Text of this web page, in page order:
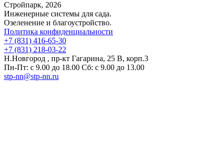
Стройпарк, 2026
Инженерные системы для сада.
Озеленение и благоустройство.
Политика конфиденциальности
+7 (831) 416-65-30
+7 (831) 218-03-22
Н.Новгород , пр-кт Гагарина, 25 В, корп.3
Пн-Пт: с 9.00 до 18.00 Сб: с 9.00 до 13.00
stp-nn@stp-nn.ru